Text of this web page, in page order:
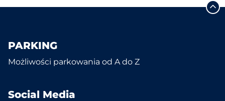
PARKING
Możliwości parkowania od A do Z
Social Media